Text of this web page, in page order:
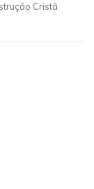
Cristã